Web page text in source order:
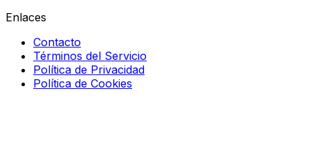
Enlaces
Contacto
Términos del Servicio
Política de Privacidad
Política de Cookies